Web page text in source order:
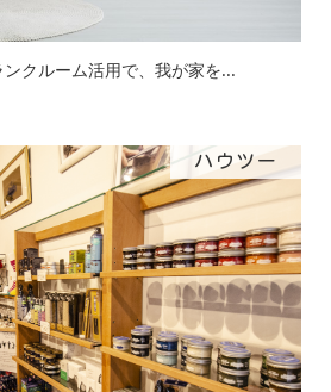
クルーム活用で、我が家を...
ハウツー